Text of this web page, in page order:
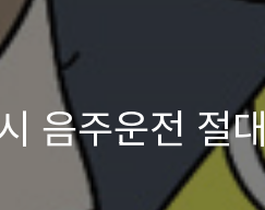
음주운전 절대